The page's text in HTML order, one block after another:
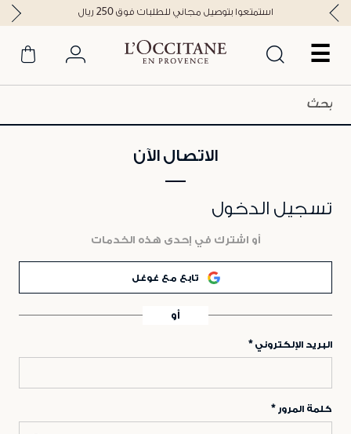
☰
استمتعوا بتوصيل مجاني للطلبات فوق 250 ريال
الاتصال الآن
تسجيل الدخول
أو اشترك في إحدى هذه الخدمات
تابع مع غوغل
أو
البريد الإلكتروني
كلمة المرور